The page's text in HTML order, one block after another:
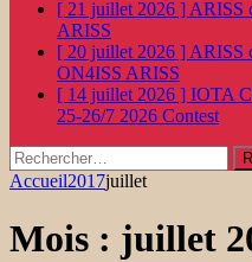
[ 21 juillet 2026 ] ARISS
ARISS
[ 20 juillet 2026 ] ARISS
ON4ISS ARISS
[ 14 juillet 2026 ] IOTA
25-26/7 2026 Contest
Rechercher :
Accueil2017juillet
Mois : juillet